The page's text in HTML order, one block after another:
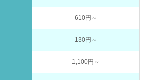
610円～
130円～
1,100円～